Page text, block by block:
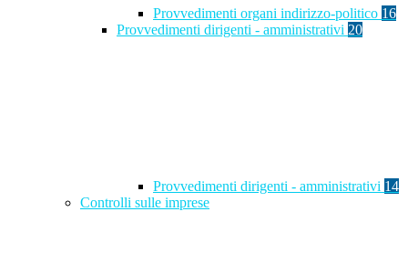
Provvedimenti organi indirizzo-politico 16
Provvedimenti dirigenti - amministrativi 20
Provvedimenti dirigenti - amministrativi 14
Controlli sulle imprese